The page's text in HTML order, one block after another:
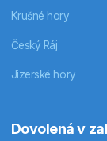
Krušné hory
Český Ráj
Jizerské hory
Dovolená v